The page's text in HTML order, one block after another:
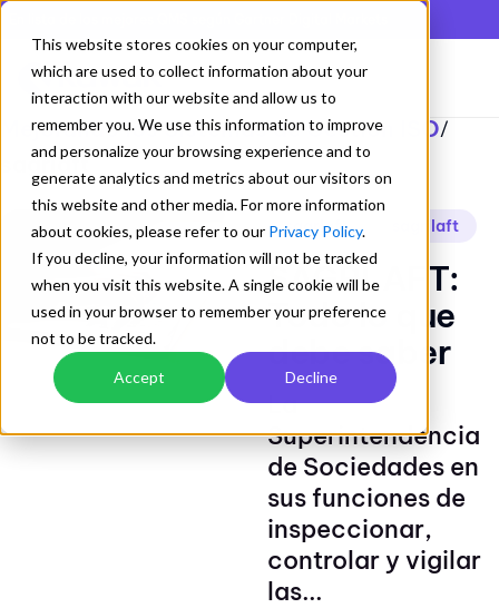
This website stores cookies on your computer,
which are used to collect information about your
interaction with our website and allow us to
remember you. We use this information to improve
and personalize your browsing experience and to
generate analytics and metrics about our visitors on
this website and other media. For more information
about cookies, please refer to our Privacy Policy.
If you decline, your information will not be tracked
when you visit this website. A single cookie will be
used in your browser to remember your preference
not to be tracked.
Accept Decline
Mejorando los Sistemas de Gestion ISO/
sagrlaft
sagrlaft sagrilaft
SAGRLAFT:
Todo lo que
debe saber
La
Superintendencia
de Sociedades en
sus funciones de
inspeccionar,
controlar y vigilar
las...